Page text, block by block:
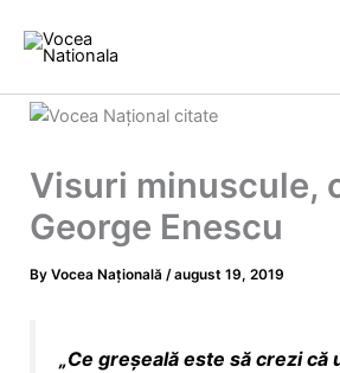
content
Visuri minuscule,
George Enescu
By Vocea Națională /august 19, 2019
„Ce greşeală este să crezi că